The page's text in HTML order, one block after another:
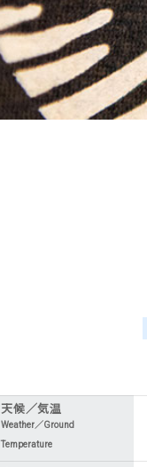
天候／気温
Weather／Ground
Temperature